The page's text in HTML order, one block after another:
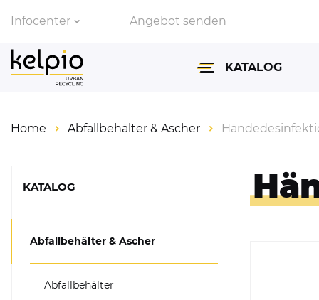
Infocenter
Zahlungsarten
Angebot senden
KATALOG
Abfallbehälter &
Fahrradparksysteme
Absperrtechnik &
Home Abfallbehälter & Ascher
KATALOG
Abfallbehälter & Ascher
Abfallbehälter